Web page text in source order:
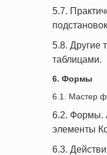
5.7.
5.8. Другие
таблицами.
6. Формы
6.1. Мастер
6.2. Формы.
элементы
6.3.